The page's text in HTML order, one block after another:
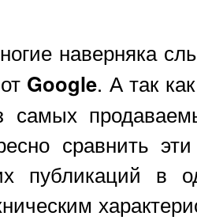
наверняка
от Google. А так
самых
сравнить
публикаций в